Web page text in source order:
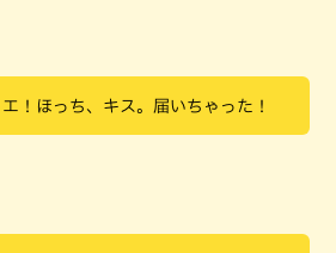
！ほっち、キス。届いちゃった！